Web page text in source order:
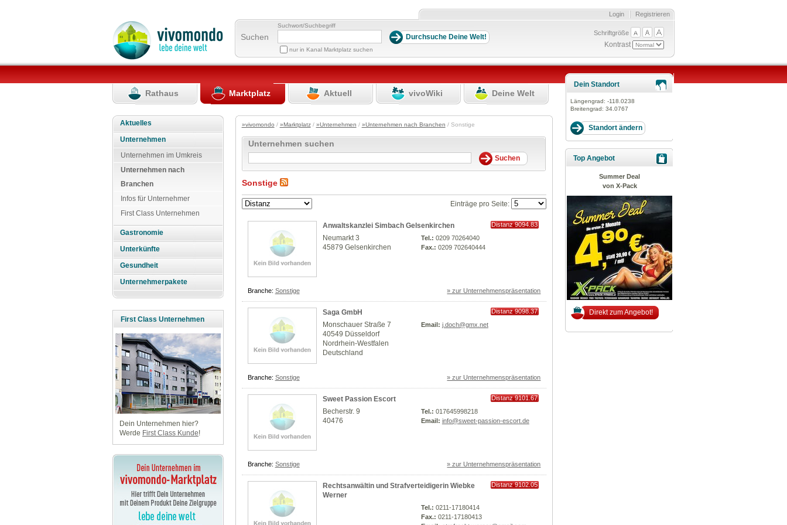
Registrieren
Login
Suchen
Suchwort/Suchbegriff
nur in Kanal Marktplatz suchen
Schriftgröße
Kontrast
Rathaus Marktplatz Aktuell vivoWiki Deine Welt
Aktuelles
Unternehmen
Unternehmen im Umkreis
Unternehmen nach
Branchen
Infos für Unternehmer
First Class Unternehmen
Gastronomie
Unterkünfte
Gesundheit
Unternehmerpakete
First Class Unternehmen
Dein Unternehmen hier?
Werde First Class Kunde!
»vivomondo / »Marktplatz/ »Unternehmen / »Unternehmen nach Branchen / Sonstige
Unternehmen suchen
Sonstige
Einträge pro Seite:
Anwaltskanzlei Simbach Gelsenkirchen
Distanz 9094.83
Neumarkt 3
45879 Gelsenkirchen
Tel.: 0209 70264040
Fax.: 0209 702640444
Branche: Sonstige » zur Unternehmenspräsentation
Saga GmbH
Distanz 9098.37
Monschauer Straße 7
40549 Düsseldorf
Nordrhein-Westfalen
Deutschland
Email: j.doch@gmx.net
Branche: Sonstige » zur Unternehmenspräsentation
Sweet Passion Escort
Distanz 9101.67
Becherstr. 9
40476
Tel.: 017645998218
Email: info@sweet-passion-escort.de
Branche: Sonstige » zur Unternehmenspräsentation
Rechtsanwältin und Strafverteidigerin Wiebke
Werner
Distanz 9102.05
Tel.: 0211-17180414
Fax.: 0211-17180413
Dein Standort
Längengrad: -118.0238
Breitengrad: 34.0767
Top Angebot
Summer Deal
von X-Pack
Direkt zum Angebot!